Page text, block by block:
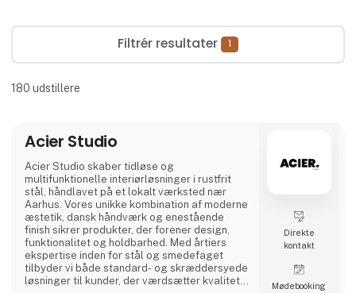
Filtrér resultater 1
180 udstillere
Acier Studio
Acier Studio skaber tidløse og
multifunktionelle interiørløsninger i rustfrit
stål, håndlavet på et lokalt værksted nær
Aarhus. Vores unikke kombination af moderne
æstetik, dansk håndværk og enestående
finish sikrer produkter, der forener design,
funktionalitet og holdbarhed. Med årtiers
ekspertise inden for stål og smedefaget
tilbyder vi både standard- og skræddersyede
løsninger til kunder, der værdsætter kvalitet i
Direkte
kontakt
Møde­booking